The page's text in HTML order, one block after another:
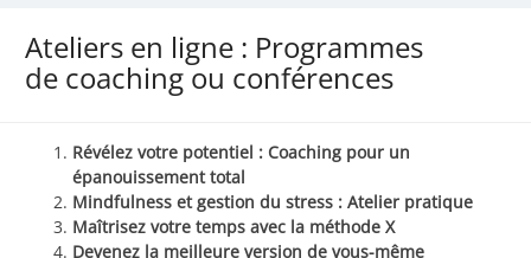
Ateliers en ligne : Programmes
de coaching ou conférences
Révélez votre potentiel : Coaching pour un
épanouissement total
Mindfulness et gestion du stress : Atelier pratique
Maîtrisez votre temps avec la méthode X
Devenez la meilleure version de vous-même